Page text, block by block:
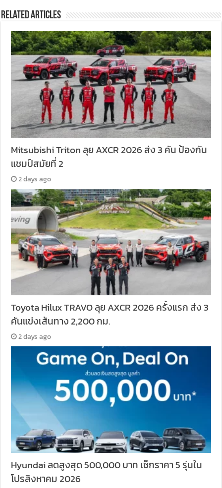
Related Articles
Mitsubishi Triton ลุย AXCR 2026 ส่ง 3 คัน ป้องกัน
แชมป์สมัยที่ 2
2 days ago
Toyota Hilux TRAVO ลุย AXCR 2026 ครั้งแรก ส่ง 3
คันแข่งเส้นทาง 2,200 กม.
2 days ago
Hyundai ลดสูงสุด 500,000 บาท เช็กราคา 5 รุ่นใน
โปรสิงหาคม 2026